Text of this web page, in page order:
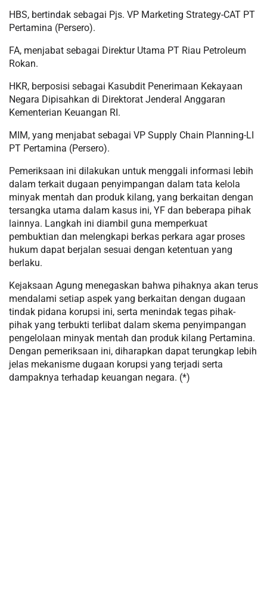
HBS, bertindak sebagai Pjs. VP Marketing Strategy-CAT PT
Pertamina (Persero).
FA, menjabat sebagai Direktur Utama PT Riau Petroleum
Rokan.
HKR, berposisi sebagai Kasubdit Penerimaan Kekayaan
Negara Dipisahkan di Direktorat Jenderal Anggaran
Kementerian Keuangan RI.
MIM, yang menjabat sebagai VP Supply Chain Planning-LI
PT Pertamina (Persero).
Pemeriksaan ini dilakukan untuk menggali informasi lebih
dalam terkait dugaan penyimpangan dalam tata kelola
minyak mentah dan produk kilang, yang berkaitan dengan
tersangka utama dalam kasus ini, YF dan beberapa pihak
lainnya. Langkah ini diambil guna memperkuat
pembuktian dan melengkapi berkas perkara agar proses
hukum dapat berjalan sesuai dengan ketentuan yang
berlaku.
Kejaksaan Agung menegaskan bahwa pihaknya akan terus
mendalami setiap aspek yang berkaitan dengan dugaan
tindak pidana korupsi ini, serta menindak tegas pihak-
pihak yang terbukti terlibat dalam skema penyimpangan
pengelolaan minyak mentah dan produk kilang Pertamina.
Dengan pemeriksaan ini, diharapkan dapat terungkap lebih
jelas mekanisme dugaan korupsi yang terjadi serta
dampaknya terhadap keuangan negara. (*)